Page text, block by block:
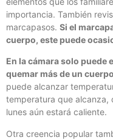
importancia. También
marcapasos. Si el
cuerpo, este puede
En la cámara solo
quemar más de un
puede alcanzar
temperatura que alcanza,
lunes aún estará caliente.
Otra creencia popular